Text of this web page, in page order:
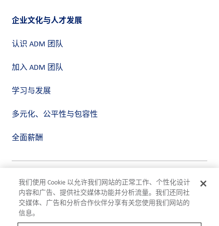
企业文化与人才发展
认识 ADM 团队
加入 ADM 团队
学习与发展
多元化、公平性与包容性
全面薪酬
隐私政策
使用条款
合规
Cookie 设置
我们使用 Cookie 以允许我们网站的正常工作、个性化设计
内容和广告、提供社交媒体功能并分析流量。我们还同社
交媒体、广告和分析合作伙伴分享有关您使用我们网站的
信息。